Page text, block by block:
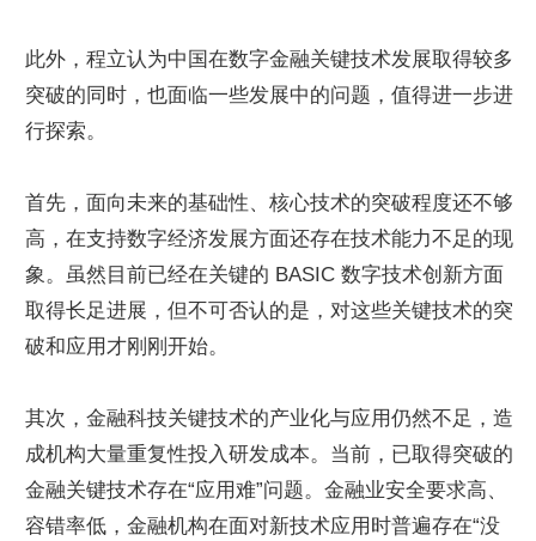
此外，程立认为中国在数字金融关键技术发展取得较多
突破的同时，也面临一些发展中的问题，值得进一步进
行探索。
首先，面向未来的基础性、核心技术的突破程度还不够
高，在支持数字经济发展方面还存在技术能力不足的现
象。虽然目前已经在关键的 BASIC 数字技术创新方面
取得长足进展，但不可否认的是，对这些关键技术的突
破和应用才刚刚开始。
其次，金融科技关键技术的产业化与应用仍然不足，造
成机构大量重复性投入研发成本。当前，已取得突破的
金融关键技术存在“应用难”问题。金融业安全要求高、
容错率低，金融机构在面对新技术应用时普遍存在“没